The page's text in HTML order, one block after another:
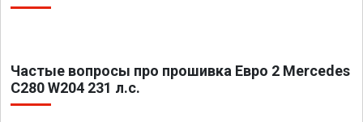
Частые вопросы про прошивка Евро 2 Mercedes
C280 W204 231 л.с.